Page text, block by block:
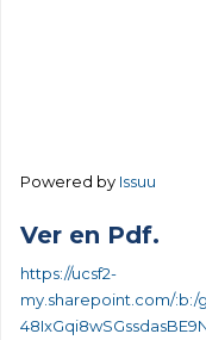
Powered by Issuu
Ver en Pdf.
https://ucsf2-
my.sharepoint.com/:b:/